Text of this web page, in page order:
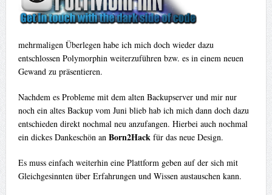
mehrmaligen Überlegen habe ich mich doch wieder dazu
entschlossen Polymorphin weiterzuführen bzw. es in einem neuen
Gewand zu präsentieren.
Nachdem es Probleme mit dem alten Backupserver und mir nur
noch ein altes Backup vom Juni blieb hab ich mich dann doch dazu
entschieden direkt nochmal neu anzufangen. Hierbei auch nochmal
ein dickes Dankeschön an Born2Hackfür das neue Design.
Es muss einfach weiterhin eine Plattform geben auf der sich mit
Gleichgesinnten über Erfahrungen und Wissen austauschen kann.